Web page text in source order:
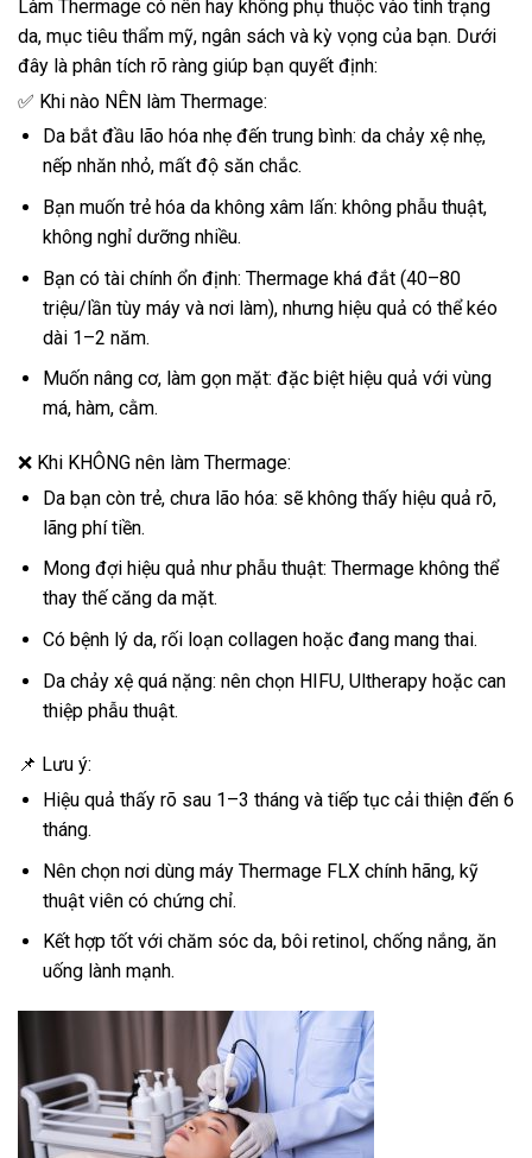
Làm Thermage có nên hay không phụ thuộc vào tình trạng
da, mục tiêu thẩm mỹ, ngân sách và kỳ vọng của bạn. Dưới
đây là phân tích rõ ràng giúp bạn quyết định:
✅ Khi nào NÊN làm Thermage:
Da bắt đầu lão hóa nhẹ đến trung bình: da chảy xệ nhẹ,
nếp nhăn nhỏ, mất độ săn chắc.
Bạn muốn trẻ hóa da không xâm lấn: không phẫu thuật,
không nghỉ dưỡng nhiều.
Bạn có tài chính ổn định: Thermage khá đắt (40–80
triệu/lần tùy máy và nơi làm), nhưng hiệu quả có thể kéo
dài 1–2 năm.
Muốn nâng cơ, làm gọn mặt: đặc biệt hiệu quả với vùng
má, hàm, cằm.
❌ Khi KHÔNG nên làm Thermage:
Da bạn còn trẻ, chưa lão hóa: sẽ không thấy hiệu quả rõ,
lãng phí tiền.
Mong đợi hiệu quả như phẫu thuật: Thermage không thể
thay thế căng da mặt.
Có bệnh lý da, rối loạn collagen hoặc đang mang thai.
Da chảy xệ quá nặng: nên chọn HIFU, Ultherapy hoặc can
thiệp phẫu thuật.
📌 Lưu ý:
Hiệu quả thấy rõ sau 1–3 tháng và tiếp tục cải thiện đến 6
tháng.
Nên chọn nơi dùng máy Thermage FLX chính hãng, kỹ
thuật viên có chứng chỉ.
Kết hợp tốt với chăm sóc da, bôi retinol, chống nắng, ăn
uống lành mạnh.